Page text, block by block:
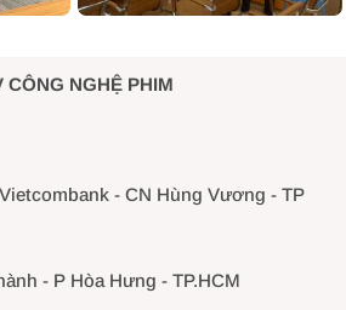
CÔNG NGHỆ PHIM
Vietcombank - CN Hùng Vương - TP
- P Hòa Hưng - TP.HCM